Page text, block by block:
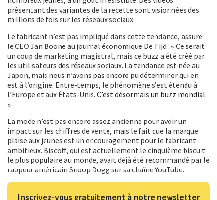
présentant des variantes de la recette sont visionnées des
millions de fois sur les réseaux sociaux.
Le fabricant n’est pas impliqué dans cette tendance, assure
le CEO Jan Boone au journal économique De Tijd : « Ce serait
un coup de marketing magistral, mais ce buzz a été créé par
les utilisateurs des réseaux sociaux. La tendance est née au
Japon, mais nous n’avons pas encore pu déterminer qui en
est à l’origine. Entre-temps, le phénomène s’est étendu à
l’Europe et aux États-Unis. C’est désormais un buzz mondial.
»
La mode n’est pas encore assez ancienne pour avoir un
impact sur les chiffres de vente, mais le fait que la marque
plaise aux jeunes est un encouragement pour le fabricant
ambitieux. Biscoff, qui est actuellement le cinquième biscuit
le plus populaire au monde, avait déjà été recommandé par le
rappeur américain Snoop Dogg sur sa chaîne YouTube.
Inscrivez-vous gratuitement à notre newsletter